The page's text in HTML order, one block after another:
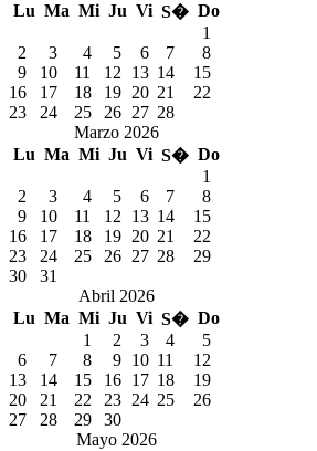
Lu Ma Mi Ju Vi S� Do
1
2
3 4 5 6 7
8
9
10 11 12 13 14
15
16
17 18 19 20 21
22
23
24 25 26 27 28
Marzo 2026
Lu Ma Mi Ju Vi S� Do
1
2
3 4 5 6 7
8
9
10 11 12 13 14
15
16
17 18 19 20 21
22
23
24 25 26 27 28
29
30
31
Abril 2026
Lu Ma Mi Ju Vi S� Do
1
2 3 4
5
6
7 8 9 10 11
12
13
14 15 16 17 18
19
20
21 22 23 24 25
26
27
28 29
30
Mayo 2026